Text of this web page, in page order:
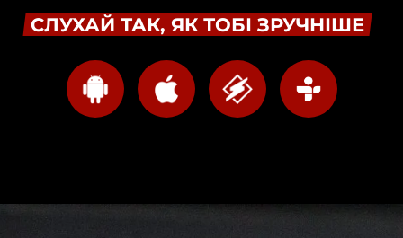
СЛУХАЙ ТАК, ЯК ТОБІ ЗРУЧНІШЕ